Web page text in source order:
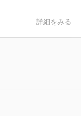
詳細をみる